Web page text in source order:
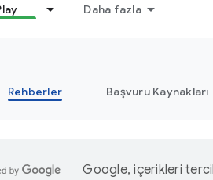
Daha fazla
Rehberler Başvuru Kaynakları
Google, içerikleri